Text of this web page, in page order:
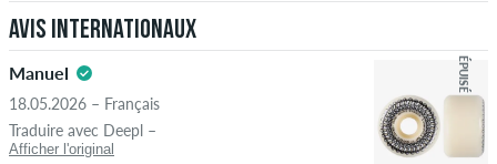
Avis internationaux
Manuel
18.05.2026 – Français
Traduire avec Deepl –
Afficher l'original
ÉPUISÉ